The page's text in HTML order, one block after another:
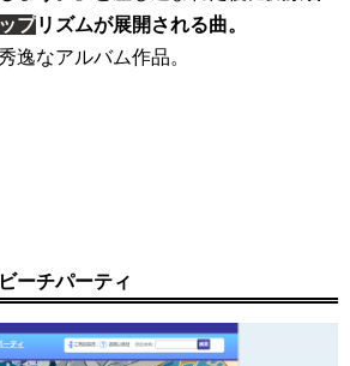
プリズムが展開される曲。
逸なアルバム作品。
ーチパーティ